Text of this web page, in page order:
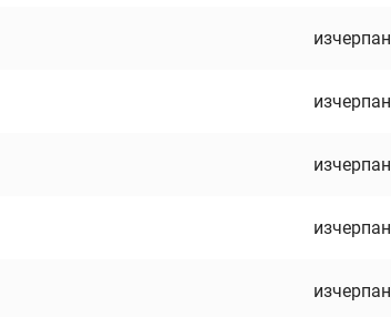
изчерпан
изчерпан
изчерпан
изчерпан
изчерпан